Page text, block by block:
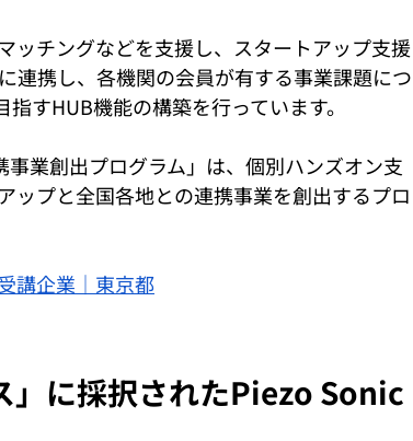
ッチングなどを支援し、スタートアップ支援
連携し、各機関の会員が有する事業課題につ
すHUB機能の構築を行っています。
業創出プログラム」は、個別ハンズオン支
ップと全国各地との連携事業を創出するプロ
講企業｜東京都
」に採択されたPiezo Sonic